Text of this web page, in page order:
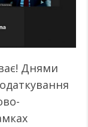
Днями